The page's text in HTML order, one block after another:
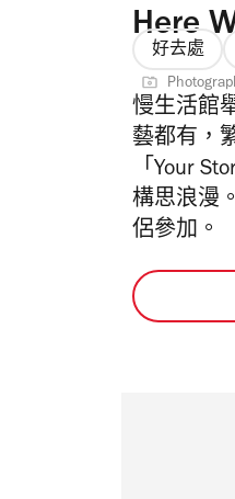
Here
好去處
慢生活館
藝都有，
「 Your
構思浪漫
侶參加。